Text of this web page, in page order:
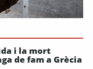
i la mort
de fam a Grècia